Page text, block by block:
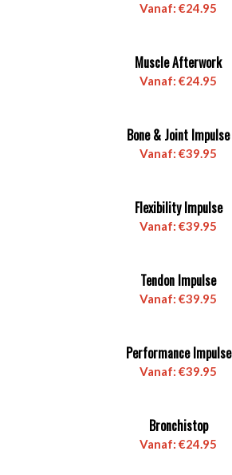
Vanaf:€24.95
Muscle Afterwork
Vanaf:€24.95
4.86
Bone & Joint Impulse
Vanaf:€39.95
Flexibility Impulse
Vanaf:€39.95
Tendon Impulse
Vanaf:€39.95
Performance Impulse
Vanaf:€39.95
Bronchistop
Vanaf:€24.95